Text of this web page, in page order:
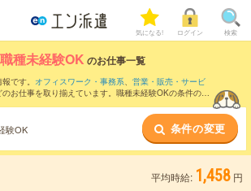
気になる! ログイン 検索
職種未経験OK のお仕事一覧
です。 オフィスワーク・事務系、 営業・販売・サービ
のお仕事を取り揃えています。職種未経験OKの条件の他
験OK 条件の変更
平均時給: 1,458 円